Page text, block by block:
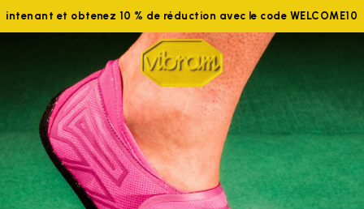
et obtenez 10 % de réduction avec le code